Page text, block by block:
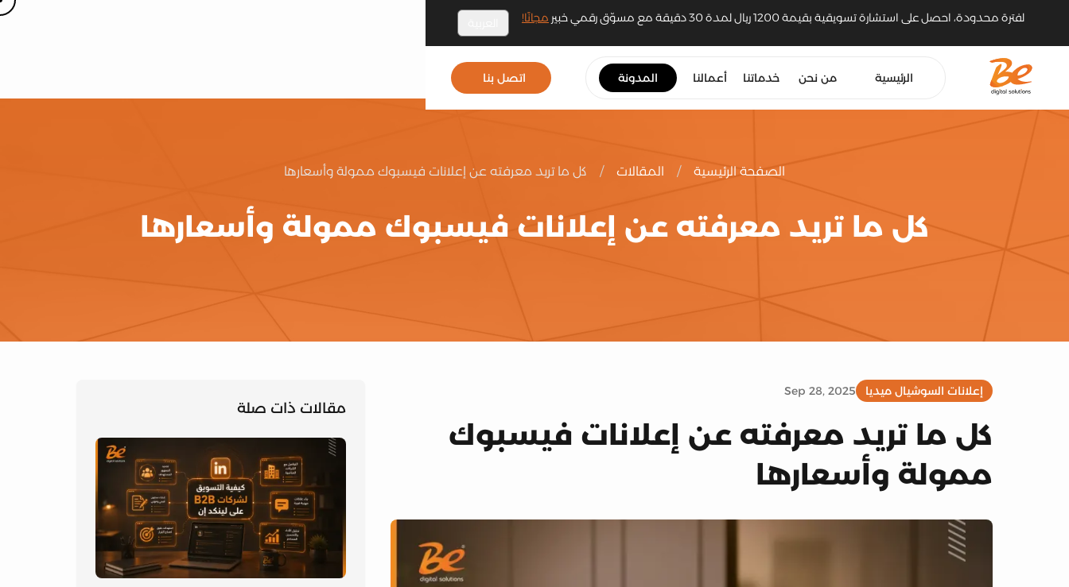
لفترة محدودة، احصل على استشارة تسويقية بقيمة 1200 ريال لمدة 30 دقيقة مع مسوّق رقمي خبير مجانًا!
الرئيسية من نحن خدماتنا أعمالنا المدونة اتصل بنا
الصفحة الرئيسية / المقالات / كل ما تريد معرفته عن إعلانات فيسبوك ممولة وأسعارها
كل ما تريد معرفته عن إعلانات فيسبوك ممولة وأسعارها
إعلانات السوشيال ميديا Sep 28, 2025
كل ما تريد معرفته عن إعلانات فيسبوك
ممولة وأسعارها
مقالات ذات صلة